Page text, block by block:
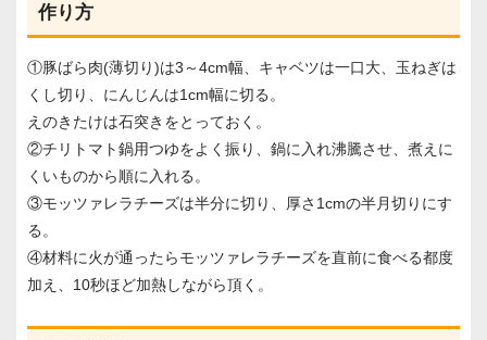
作り方
①豚ばら肉(薄切り)は3～4cm幅、キャベツは一口大、玉ねぎは
くし切り、にんじんは1cm幅に切る。
えのきたけは石突きをとっておく。
②チリトマト鍋用つゆをよく振り、鍋に入れ沸騰させ、煮えに
くいものから順に入れる。
③モッツァレラチーズは半分に切り、厚さ1cmの半月切りにす
る。
④材料に火が通ったらモッツァレラチーズを直前に食べる都度
加え、10秒ほど加熱しながら頂く。